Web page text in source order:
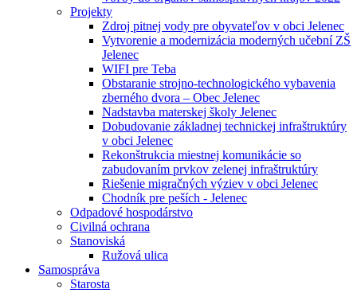
Projekty
Zdroj pitnej vody pre obyvateľov v obci Jelenec
Vytvorenie a modernizácia moderných učební ZŠ
Jelenec
WIFI pre Teba
Obstaranie strojno-technologického vybavenia
zberného dvora – Obec Jelenec
Nadstavba materskej školy Jelenec
Dobudovanie základnej technickej infraštruktúry
v obci Jelenec
Rekonštrukcia miestnej komunikácie so
zabudovaním prvkov zelenej infraštruktúry
Riešenie migračných výziev v obci Jelenec
Chodník pre peších - Jelenec
Odpadové hospodárstvo
Civilná ochrana
Stanoviská
Ružová ulica
Samospráva
Starosta